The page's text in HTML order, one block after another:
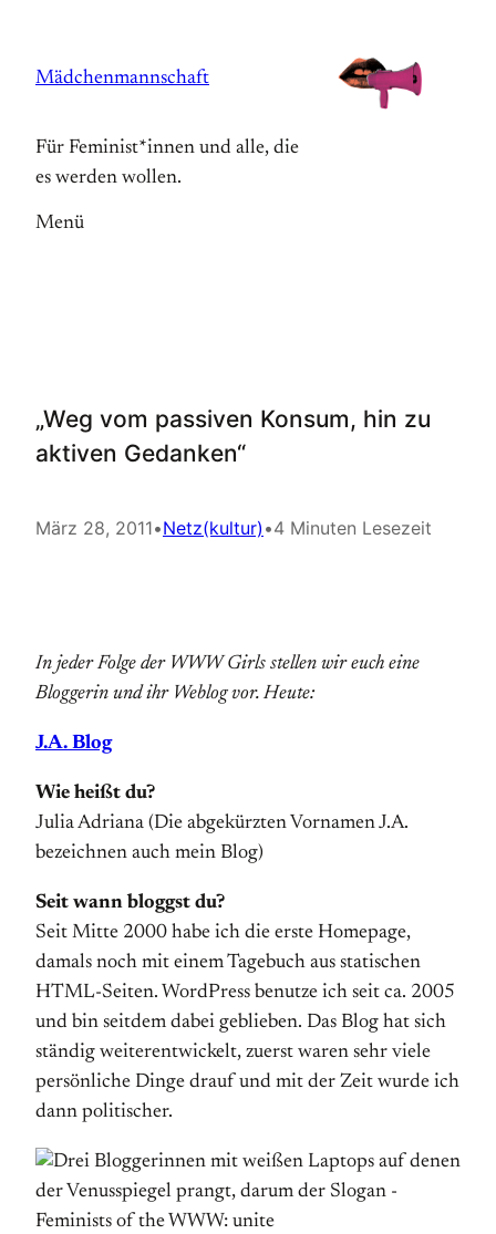
springen
Mädchenmannschaft
Für Feminist*innen und alle, die
es werden wollen.
Menü
„Weg vom passiven Konsum, hin zu
aktiven Gedanken“
März 28, 2011•Netz(kultur) •4 Minuten Lesezeit
In jeder Folge der WWW Girls stellen wir euch eine
Bloggerin und ihr Weblog vor. Heute:
J.A. Blog
Wie heißt du?
Julia Adriana (Die abgekürzten Vornamen J.A.
bezeichnen auch mein Blog)
Seit wann bloggst du?
Seit Mitte 2000 habe ich die erste Homepage,
damals noch mit einem Tagebuch aus statischen
HTML-Seiten. WordPress benutze ich seit ca. 2005
und bin seitdem dabei geblieben. Das Blog hat sich
ständig weiterentwickelt, zuerst waren sehr viele
persönliche Dinge drauf und mit der Zeit wurde ich
dann politischer.